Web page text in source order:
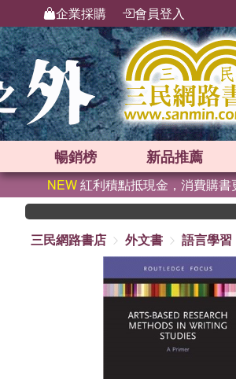
企業採購 會員登入
暢銷榜 新品推薦
NEW紅利積點抵現金，消費購書
三民網路書店
外文書 語言學習